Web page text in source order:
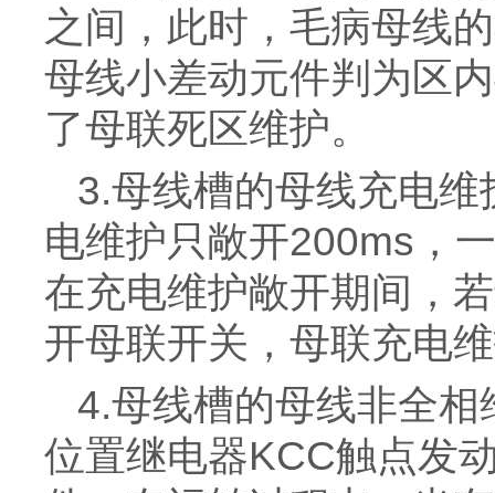
之间，此时，毛病母线
母线小差动元件判为区
了母联死区维护。
3.母线槽的母线充电
电维护只敞开200ms，
在充电维护敞开期间，
开母联开关，母联充电
4.母线槽的母线非全
位置继电器KCC触点发